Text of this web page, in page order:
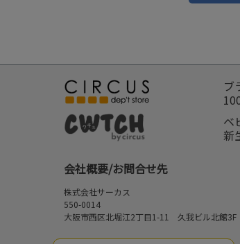
ブ
ベ
新
会社概要/お問合せ先
株式会社サーカス
550-0014
大阪市西区北堀江2丁目1-11 久我ビル北館3F
お問合せ先